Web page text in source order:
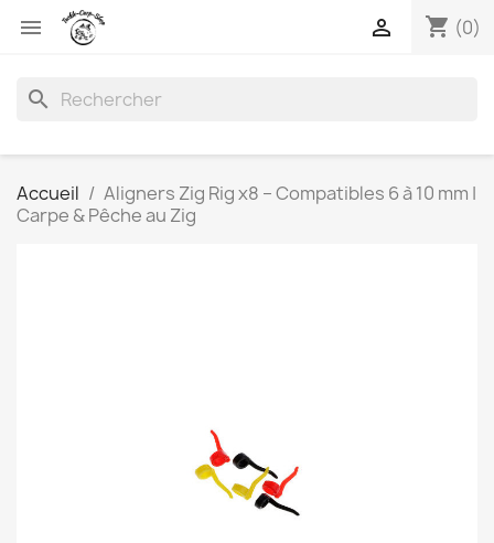
 shopping_cart (0)

search
Accueil
Aligners Zig Rig x8 – Compatibles 6 à 10 mm |
Carpe & Pêche au Zig